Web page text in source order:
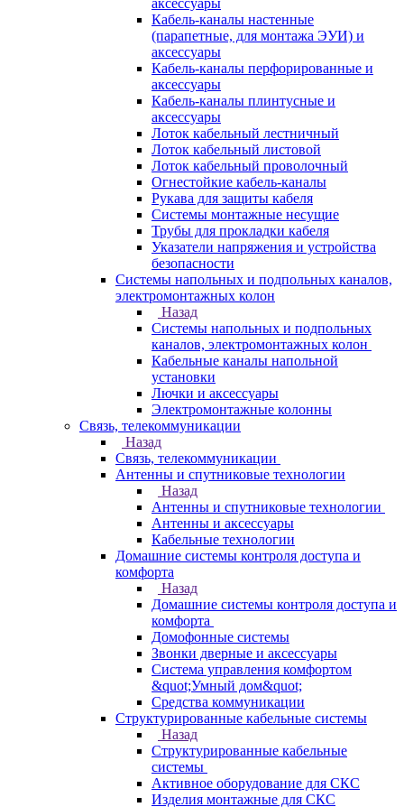
аксессуары
Кабель-каналы настенные
(парапетные, для монтажа ЭУИ) и
аксессуары
Кабель-каналы перфорированные и
аксессуары
Кабель-каналы плинтусные и
аксессуары
Лоток кабельный лестничный
Лоток кабельный листовой
Лоток кабельный проволочный
Огнестойкие кабель-каналы
Рукава для защиты кабеля
Системы монтажные несущие
Трубы для прокладки кабеля
Указатели напряжения и устройства
безопасности
Системы напольных и подпольных каналов,
электромонтажных колон
Назад
Системы напольных и подпольных
каналов, электромонтажных колон
Кабельные каналы напольной
установки
Лючки и аксессуары
Электромонтажные колонны
Связь, телекоммуникации
Назад
Связь, телекоммуникации
Антенны и спутниковые технологии
Назад
Антенны и спутниковые технологии
Антенны и аксессуары
Кабельные технологии
Домашние системы контроля доступа и
комфорта
Назад
Домашние системы контроля доступа и
комфорта
Домофонные системы
Звонки дверные и аксессуары
Система управления комфортом
&quot;Умный дом&quot;
Средства коммуникации
Структурированные кабельные системы
Назад
Структурированные кабельные
системы
Активное оборудование для СКС
Изделия монтажные для СКС